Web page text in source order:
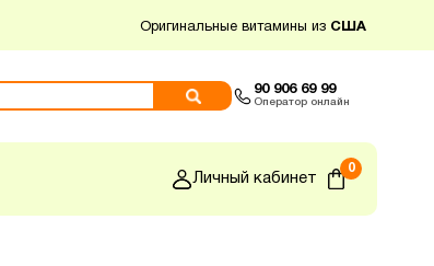
Оригинальные витамины из США
90 906 69 99
Оператор онлайн
Личный кабинет
0